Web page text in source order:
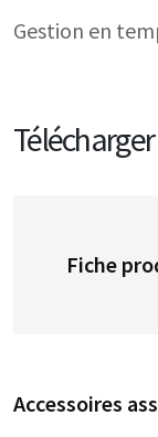
Gestion en
Télécharger
Fiche
Accessoires